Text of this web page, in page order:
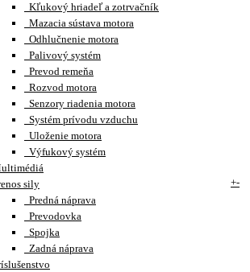
Kľukový hriadeľ a zotrvačník
Mazacia sústava motora
Odhlučnenie motora
Palivový systém
Prevod remeňa
Rozvod motora
Senzory riadenia motora
Systém prívodu vzduchu
Uloženie motora
Výfukový systém
sily
+-
Predná náprava
Prevodovka
Spojka
Zadná náprava